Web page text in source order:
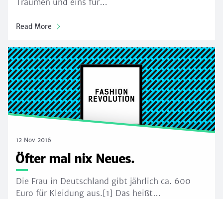
Read More
12 Nov 2016
Öfter mal nix Neues.
Die Frau in Deutschland gibt jährlich ca. 600
Euro für Kleidung aus.[1] Das heißt…